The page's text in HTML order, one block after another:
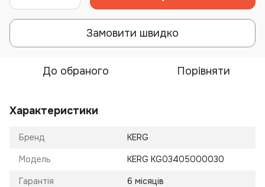
Замовити швидко
До обраного Порівняти
Характеристики
Бренд KERG
Модель KERG KG03405000030
Гарантія 6 місяців